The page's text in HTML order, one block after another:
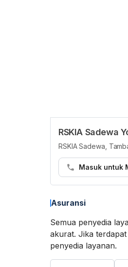
RSKIA Sadewa
RSKIA Sadewa,
Masuk untuk
Asuransi
Semua penyedia
akurat. Jika
penyedia layanan.